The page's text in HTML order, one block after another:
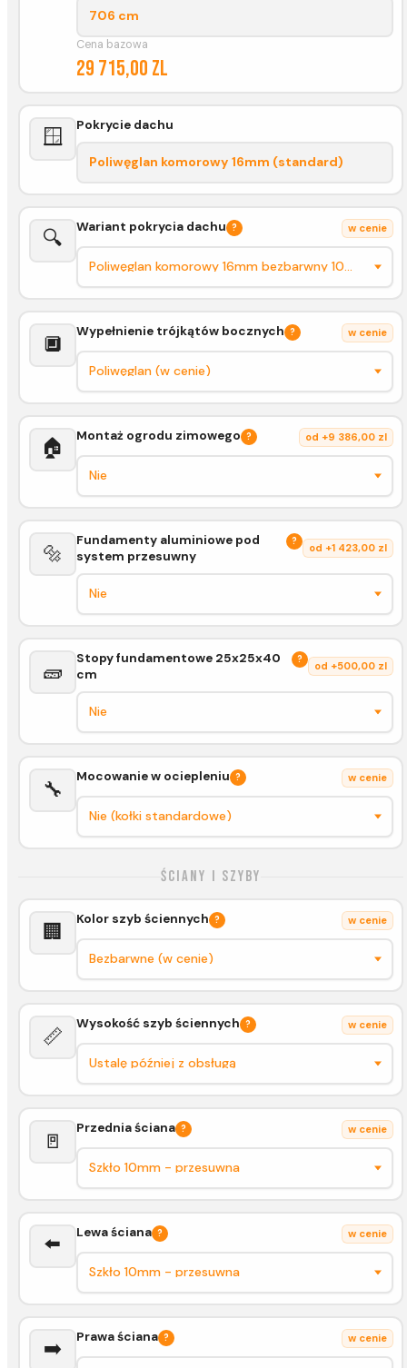
706 cm
Cena bazowa
29 715,00 zl
🪟 Pokrycie dachu
Poliwęglan komorowy 16mm (standard)
🔍 Wariant pokrycia dachu ? w cenie
🔲
Wypełnienie trójkątów bocznych ? w cenie
🏠 Montaż ogrodu zimowego ? od +9 386,00 zl
🔩
Fundamenty aluminiowe pod
system przesuwny
?
od +1 423,00 zl
🧱
Stopy fundamentowe 25x25x40
cm
?
od +500,00 zl
🔧
Mocowanie w ociepleniu ? w cenie
Ściany i szyby
🏢
Kolor szyb ściennych ? w cenie
📏
Wysokość szyb ściennych ? w cenie
🚪
Przednia ściana ? w cenie
⬅️ Lewa ściana ? w cenie
➡️ Prawa ściana ? w cenie